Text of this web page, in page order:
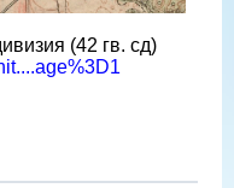
(42 гв. сд)